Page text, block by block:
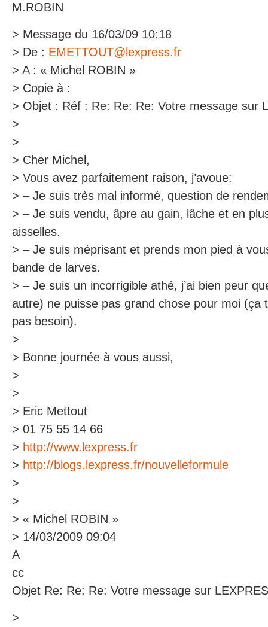
M.ROBIN
> Message du 16/03/09 10:18
> De : EMETTOUT@lexpress.fr
> A : « Michel ROBIN »
> Copie à :
> Objet : Réf : Re: Re: Re: Votre message sur
>
>
> Cher Michel,
> Vous avez parfaitement raison, j’avoue:
> – Je suis très mal informé, question de
> – Je suis vendu, âpre au gain, lâche et en
aisselles.
> – Je suis méprisant et prends mon pied à
bande de larves.
> – Je suis un incorrigible athé, j’ai bien peur
autre) ne puisse pas grand chose pour moi (ça
pas besoin).
>
> Bonne journée à vous aussi,
>
>
> Eric Mettout
> 01 75 55 14 66
> http://www.lexpress.fr
> http://blogs.lexpress.fr/nouvelleformule
>
>
> « Michel ROBIN »
> 14/03/2009 09:04
A
cc
Objet Re: Re: Re: Votre message sur
>